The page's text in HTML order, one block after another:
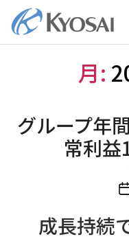
テ
月:
グループ年
常利益
投
日
成長持続